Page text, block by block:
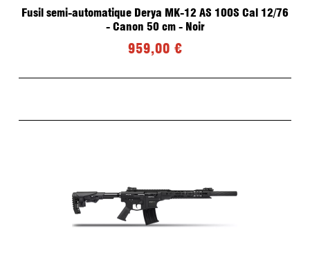
Fusil semi-automatique Derya MK-12 AS 100S Cal 12/76
- Canon 50 cm - Noir
959,00 €